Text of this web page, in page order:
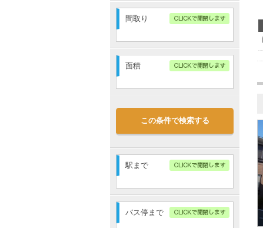
駐車場代込
間取り
1R
1K
1LDK
2DK
2LDK
3K
4K
4DK
4LDK
5K～
面積
～
この条件で検索する
駅まで
指定無し
バス停まで